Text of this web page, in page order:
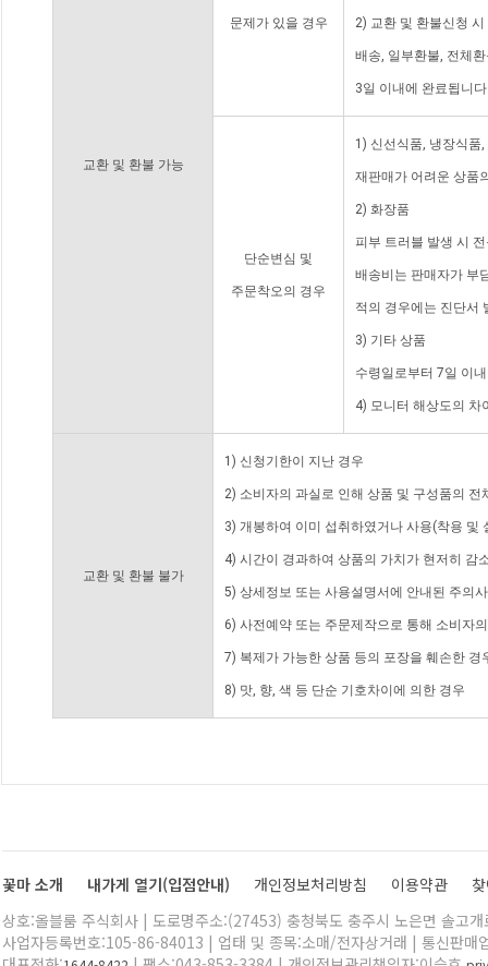
교환 및 환불 가능
문제가 있을 경우 2) 교환 및 환불신청
배송, 일부환불, 전체
3일 이내에 완료됩니
단순변심 및
주문착오의 경우
1) 신선식품, 냉장식품
재판매가 어려운 상품
2) 화장품
피부 트러블 발생 시
배송비는 판매자가 부
적의 경우에는 진단서
3) 기타 상품
수령일로부터 7일 이
4) 모니터 해상도의 차
교환 및 환불 불가
1) 신청기한이 지난 경우
2) 소비자의 과실로 인해 상품 및 구성품의
3) 개봉하여 이미 섭취하였거나 사용(착용 및
4) 시간이 경과하여 상품의 가치가 현저히 감
5) 상세정보 또는 사용설명서에 안내된 주의
6) 사전예약 또는 주문제작으로 통해 소비자
7) 복제가 가능한 상품 등의 포장을 훼손한 경
8) 맛, 향, 색 등 단순 기호차이에 의한 경우
꽃마 소개 내가게 열기(입점안내) 개인정보처리방침 이용약관
상호:올블룸 주식회사 | 도로명주소:(27453) 충청북도 충주시 노은면 솔고
사업자등록번호:105-86-84013 | 업태 및 종목:소매/전자상거래 | 통신판매